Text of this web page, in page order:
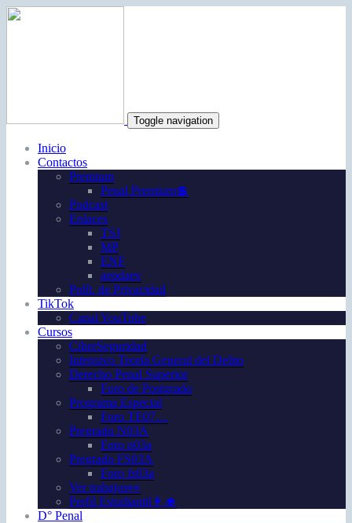
Toggle navigation
Inicio
Contactos
Premium
Penal Premium💲
Podcast
Enlaces
TSJ
MP
ENF
aepdaev
Polít. de Privacidad
TikTok
Canal YouTube
Cursos
CiberSeguridad
Intensivo Teoría General del Delito
Derecho Penal Superior
Foro de Postgrado
Programa Especial
Foro TE07…
Pregrado N03A
Foro n03a
Pregrado FS03A
Foro fs03a
Ver trabajos👀
Perfil Estudiantil👩‍🎓
D° Penal